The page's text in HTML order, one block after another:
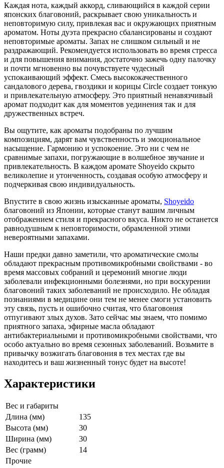
Каждая нота, каждый аккорд, сливающийся в каждой серии
японских благовоний, раскрывает свою уникальность и
неповторимую силу, привлекая вас и окружающих приятным
ароматом. Ноты дуэта прекрасно сбалансированы и создают
неповторимые ароматы. Запах не слишком сильный и не
раздражающий. Рекомендуется использовать во время стресса
и для повышения внимания, достаточно зажечь одну палочку
и почти мгновенно вы почувствуете чудесный
успокаивающий эффект. Смесь высококачественного
сандалового дерева, гвоздики и корицы Circle создает тонкую
и привлекательную атмосферу. Это приятный ненавязчивый
аромат подходит как для моментов уединения так и для
дружественных встреч.
Вы ощутите, как ароматы подобраны по лучшим
композициям, дарят вам чувственность и эмоциональное
насыщение. Гармонию и успокоение. Это ни с чем не
сравнимые запахи, погружающие в волшебное звучание и
привлекательность. В каждом аромате Shoyeido скрыто
великолепие и утонченность, создавая особую атмосферу и
подчеркивая свою индивидуальность.
Впустите в свою жизнь изысканные ароматы, Shoyeido
благовоний из Японии, которые станут вашим личным
отображением стиля и прекрасного вкуса. Никто не останется
равнодушным к неповторимости, обрамленной этими
невероятными запахами.
Наши предки давно заметили, что ароматические смолы
обладают прекрасным противомикробными свойствами - во
время массовых собраний и церемоний многие люди
заболевали инфекционными болезнями, но при воскурении
благовоний таких заболеваний не происходило. Не обладая
познаниями в медицине они тем не менее смоги установить
эту связь, пусть и ошибочно считая, что благовония
отпугивают злых духов. Зато сейчас мы знаем, что помимо
приятного запаха, эфирные масла обладают
антибактериальными и противомикробными свойствами, что
особо актуально во время сезонных заболеваний. Возьмите в
привычку возжигать благовония в тех местах где вы
находитесь и ваш жизненный тонус будет на высоте!
Характеристики
Вес и габариты
Длина (мм)
135
Высота (мм)
30
Ширина (мм)
30
Вес (грамм)
14
Прочие